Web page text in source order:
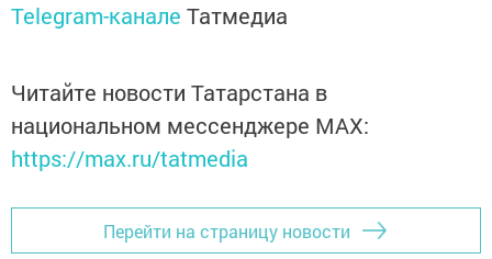
Telegram-канале Татмедиа
Читайте новости Татарстана в
национальном мессенджере MАХ:
https://max.ru/tatmedia
Перейти на страницу новости